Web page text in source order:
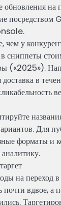
обновления на
чем у
сниппеты
(«2025»).
доставка в
Для
форматы и
на переход
почти вдвое, а